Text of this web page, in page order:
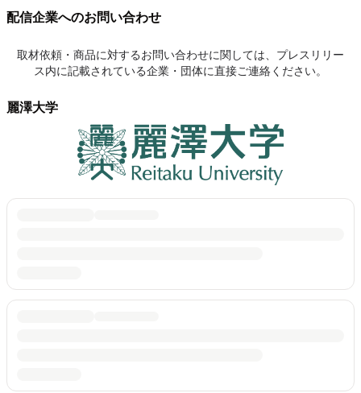
配信企業へのお問い合わせ
取材依頼・商品に対するお問い合わせに関しては、プレスリリー
ス内に記載されている企業・団体に直接ご連絡ください。
麗澤大学